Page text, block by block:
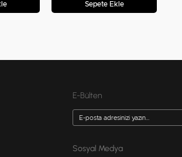
Sepete Ekle
E-Bülten
Sosyal Medya